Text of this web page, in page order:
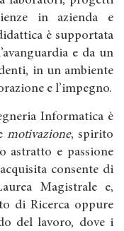
in azienda e
è supportata
e da un
in un ambiente
e l’impegno.
Informatica è
motivazione, spirito
astratto e passione
consente di
Magistrale e,
di Ricerca oppure
del lavoro, dove i